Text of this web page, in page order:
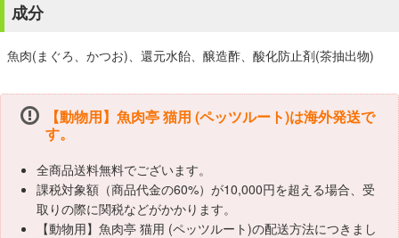
成分
魚肉(まぐろ、かつお)、還元水飴、醸造酢、酸化防止剤(茶抽出物)
【動物用】魚肉亭 猫用 (ペッツルート)は海外発送で
す。
全商品送料無料でございます。
課税対象額（商品代金の60%）が10,000円を超える場合、受
取りの際に関税などがかかります。
【動物用】魚肉亭 猫用 (ペッツルート)の配送方法につきまし